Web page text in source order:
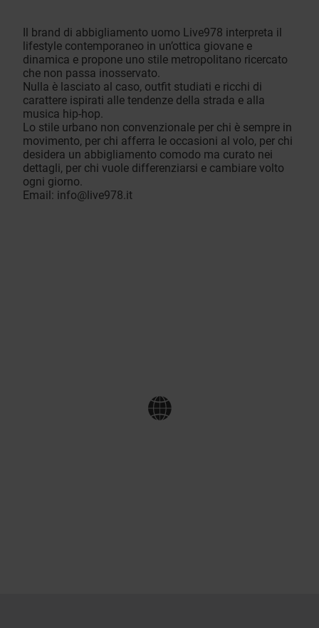
Il brand di abbigliamento uomo Live978 interpreta il
lifestyle contemporaneo in un’ottica giovane e
dinamica e propone uno stile metropolitano ricercato
che non passa inosservato.
Nulla è lasciato al caso, outfit studiati e ricchi di
carattere ispirati alle tendenze della strada e alla
musica hip-hop.
Lo stile urbano non convenzionale per chi è sempre in
movimento, per chi afferra le occasioni al volo, per chi
desidera un abbigliamento comodo ma curato nei
dettagli, per chi vuole differenziarsi e cambiare volto
ogni giorno.
Email: info@live978.it